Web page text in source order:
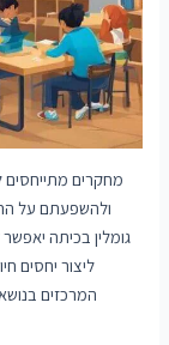
מחקרים מתייחסים
ולהשפעתם על
גומלין בכיתה
ליצור יחסים
המרכזים